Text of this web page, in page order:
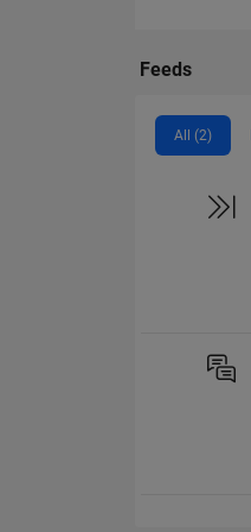
Feeds
All (2)